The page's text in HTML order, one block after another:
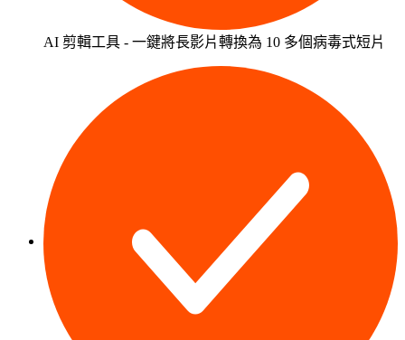
AI 剪輯工具 - 一鍵將長影片轉換為 10 多個病毒式短片